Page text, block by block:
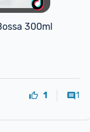
300ml
1 1